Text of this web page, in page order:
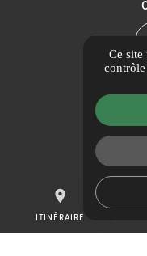
place
ITINÉRAIRE
Ce site